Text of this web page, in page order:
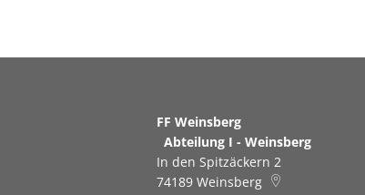
FF Weinsberg
Abteilung I - Weinsberg
In den Spitzäckern 2
74189 Weinsberg